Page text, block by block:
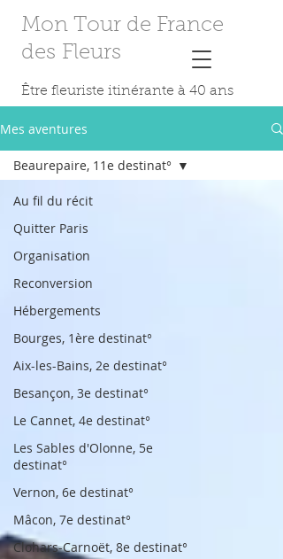
Mon Tour de France
des Fleurs
Être fleuriste itinérante à 40 ans
Mes aventures
Au fil du récit
Quitter Paris
Organisation
Reconversion
Hébergements
Bourges, 1ère destinat°
Aix-les-Bains, 2e destinat°
Besançon, 3e destinat°
Le Cannet, 4e destinat°
Les Sables d'Olonne, 5e
destinat°
Vernon, 6e destinat°
Mâcon, 7e destinat°
Clohars-Carnoët, 8e destinat°
Beaurepaire, 11e destinat°